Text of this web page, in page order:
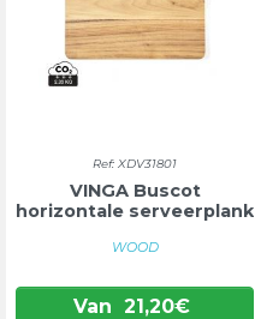
Ref: XDV31801
VINGA Buscot
horizontale serveerplank
WOOD
Van 21,20€